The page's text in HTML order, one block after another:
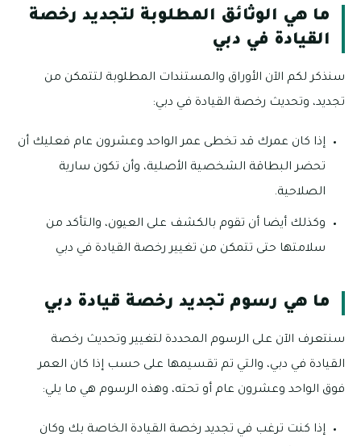
ما هي الوثائق المطلوبة لتجديد رخصة
القيادة في دبي
سنذكر لكم الآن الأوراق والمستندات المطلوبة لتتمكن من
تجديد، وتحديث رخصة القيادة في دبي:
إذا كان عمرك قد تخطى عمر الواحد وعشرون عام فعليك أن
تحضر البطاقة الشخصية الأصلية، وأن تكون سارية
الصلاحية.
وكذلك أيضا أن تقوم بالكشف على العيون، والتأكد من
سلامتها حتى تتمكن من تغيير رخصة القيادة في دبي
ما هي رسوم تجديد رخصة قيادة دبي
سنتعرف الآن على الرسوم المحددة لتغيير وتحديث رخصة
القيادة في دبي، والتي تم تقسيمها على حسب إذا كان العمر
فوق الواحد وعشرون عام أو تحته، وهذه الرسوم هي ما يلي:
إذا كنت ترغب في تجديد رخصة القيادة الخاصة بك وكان